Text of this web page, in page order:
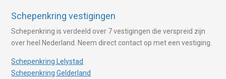
Schepenkring vestigingen
Schepenkring is verdeeld over 7 vestigingen die verspreid zijn
over heel Nederland. Neem direct contact op met een vestiging.
Schepenkring Lelystad
Schepenkring Gelderland